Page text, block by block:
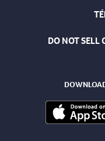
DO NOT SELL